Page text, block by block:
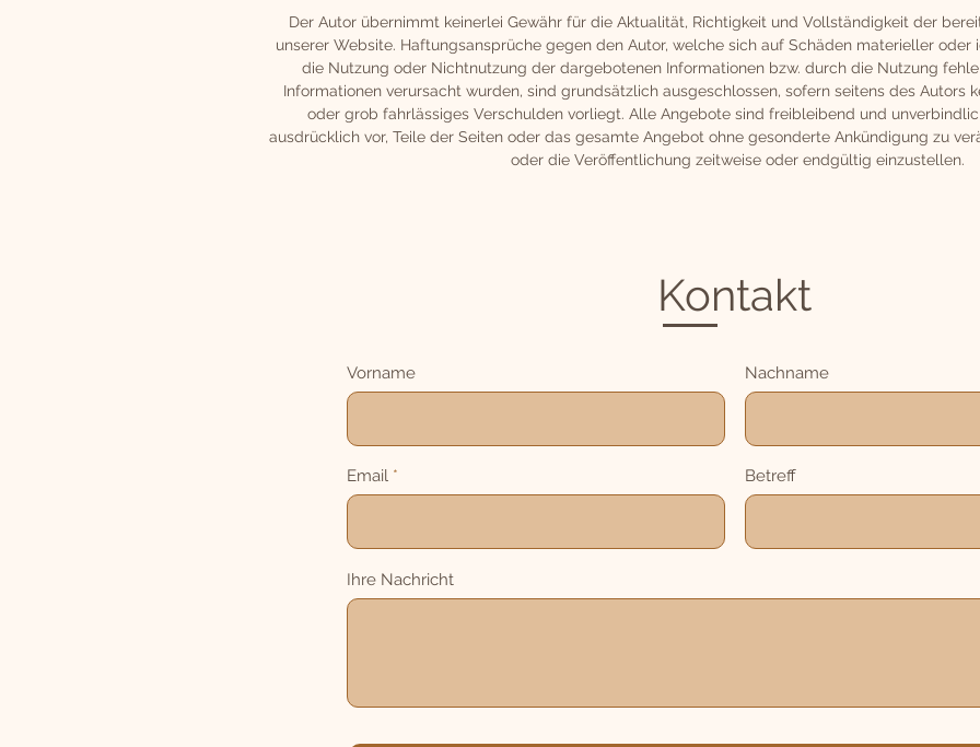
Der Autor übernimmt keinerlei Gewähr für die Aktualität, Richtigkeit und Vollständigkeit der
unserer Website. Haftungsansprüche gegen den Autor, welche sich auf Schäden materieller oder
die Nutzung oder Nichtnutzung der dargebotenen Informationen bzw. durch die Nutzung
Informationen verursacht wurden, sind grundsätzlich ausgeschlossen, sofern seitens des Autors
oder grob fahrlässiges Verschulden vorliegt. Alle Angebote sind freibleibend und
ausdrücklich vor, Teile der Seiten oder das gesamte Angebot ohne gesonderte Ankündigung zu
oder die Veröffentlichung zeitweise oder endgültig einzustellen.
Kontakt
Vorname Nachname
Email Betreff
Ihre Nachricht